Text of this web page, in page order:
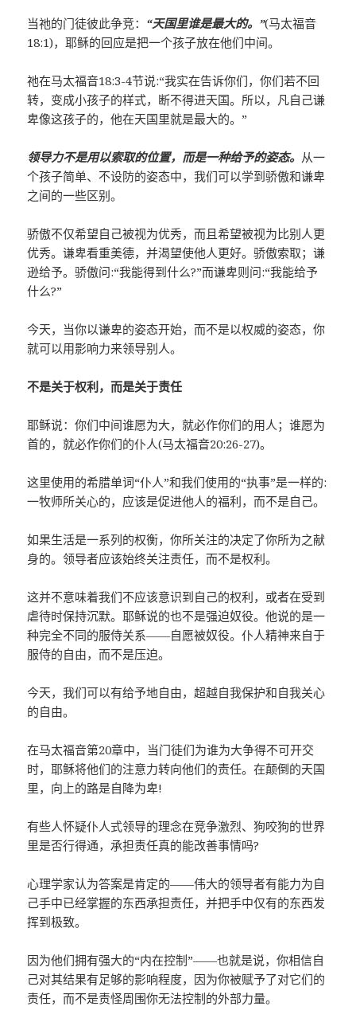
当祂的门徒彼此争竞： “天国里谁是最大的。”(马太福音
18:1)，耶稣的回应是把一个孩子放在他们中间。
祂在马太福音18:3-4节说:“我实在告诉你们，你们若不回
转，变成小孩子的样式，断不得进天国。所以，凡自己谦
卑像这孩子的，他在天国里就是最大的。”
领导力不是用以索取的位置，而是一种给予的姿态。 从一
个孩子简单、不设防的姿态中，我们可以学到骄傲和谦卑
之间的一些区别。
骄傲不仅希望自己被视为优秀，而且希望被视为比别人更
优秀。谦卑看重美德，并渴望使他人更好。骄傲索取；谦
逊给予。骄傲问:“我能得到什么?”而谦卑则问:“我能给予
什么?”
今天，当你以谦卑的姿态开始，而不是以权威的姿态，你
就可以用影响力来领导别人。
不是关于权利，而是关于责任
耶稣说：你们中间谁愿为大，就必作你们的用人；谁愿为
首的，就必作你们的仆人(马太福音20:26-27)。
这里使用的希腊单词“仆人”和我们使用的“执事”是一样的:
一牧师所关心的，应该是促进他人的福利，而不是自己。
如果生活是一系列的权衡，你所关注的决定了你所为之献
身的。领导者应该始终关注责任，而不是权利。
这并不意味着我们不应该意识到自己的权利，或者在受到
虐待时保持沉默。耶稣说的也不是强迫奴役。他说的是一
种完全不同的服侍关系——自愿被奴役。仆人精神来自于
服侍的自由，而不是压迫。
今天，我们可以有给予地自由，超越自我保护和自我关心
的自由。
在马太福音第20章中，当门徒们为谁为大争得不可开交
时，耶稣将他们的注意力转向他们的责任。在颠倒的天国
里，向上的路是自降为卑!
有些人怀疑仆人式领导的理念在竞争激烈、狗咬狗的世界
里是否行得通，承担责任真的能改善事情吗?
心理学家认为答案是肯定的——伟大的领导者有能力为自
己手中已经掌握的东西承担责任，并把手中仅有的东西发
挥到极致。
因为他们拥有强大的“内在控制”——也就是说，你相信自
己对其结果有足够的影响程度，因为你被赋予了对它们的
责任，而不是责怪周围你无法控制的外部力量。